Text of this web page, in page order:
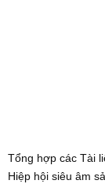
Tổng hợp các Tài
Hiệp hội siêu âm